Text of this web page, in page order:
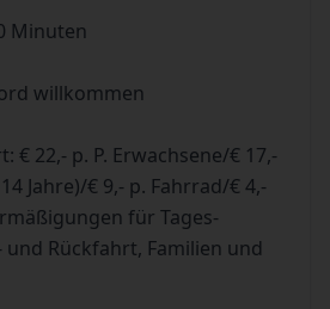
Minuten
willkommen
€ 22,- p. P. Erwachsene/€ 17,-
Jahre)/€ 9,- p. Fahrrad/€ 4,-
für Tages-
und Rückfahrt, Familien und